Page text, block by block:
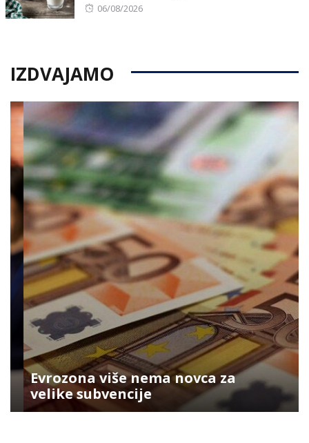
Posted
06/08/2026
IZDVAJAMO
Evrozona više nema novca za
velike subvencije